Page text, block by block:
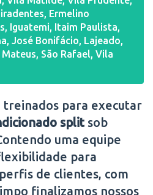
Ermelino
Iguatemi, Itaim Paulista,
José Bonifácio, Lajeado,
São Rafael, Vila
treinados para executar
splitsob
uma equipe
para
de clientes, com
finalizamos nossos